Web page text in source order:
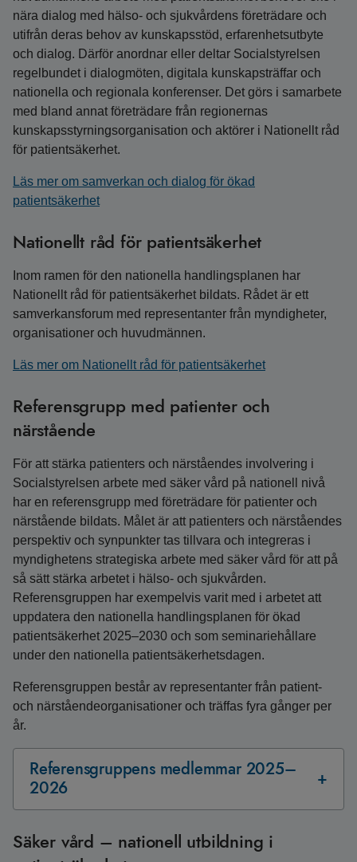
nära dialog med hälso- och sjukvårdens företrädare och
utifrån deras behov av kunskapsstöd, erfarenhetsutbyte
och dialog. Därför anordnar eller deltar Socialstyrelsen
regelbundet i dialogmöten, digitala kunskapsträffar och
nationella och regionala konferenser. Det görs i samarbete
med bland annat företrädare från regionernas
kunskapsstyrningsorganisation och aktörer i Nationellt råd
för patientsäkerhet.
Läs mer om samverkan och dialog för ökad
patientsäkerhet
Nationellt råd för patientsäkerhet
Inom ramen för den nationella handlingsplanen har
Nationellt råd för patientsäkerhet bildats. Rådet är ett
samverkansforum med representanter från myndigheter,
organisationer och huvudmännen.
Läs mer om Nationellt råd för patientsäkerhet
Referensgrupp med patienter och
närstående
För att stärka patienters och närståendes involvering i
Socialstyrelsen arbete med säker vård på nationell nivå
har en referensgrupp med företrädare för patienter och
närstående bildats. Målet är att patienters och närståendes
perspektiv och synpunkter tas tillvara och integreras i
myndighetens strategiska arbete med säker vård för att på
så sätt stärka arbetet i hälso- och sjukvården.
Referensgruppen har exempelvis varit med i arbetet att
uppdatera den nationella handlingsplanen för ökad
patientsäkerhet 2025–2030 och som seminariehållare
under den nationella patientsäkerhetsdagen.
Referensgruppen består av representanter från patient-
och närståendeorganisationer och träffas fyra gånger per
år.
Referensgruppens medlemmar 2025–
2026
Säker vård – nationell utbildning i